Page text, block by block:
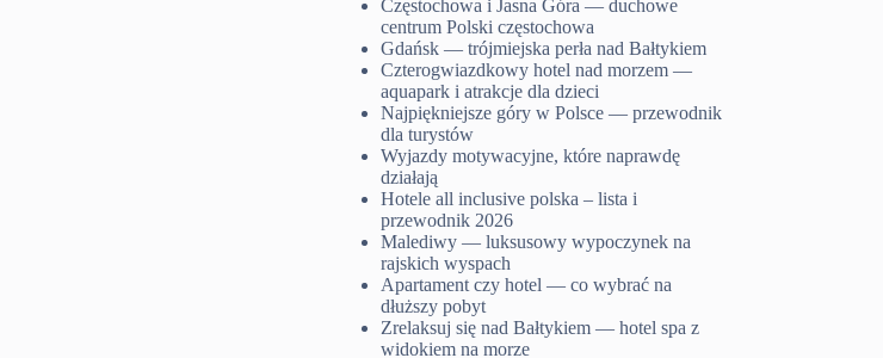
Częstochowa i Jasna Góra — duchowe
centrum Polski częstochowa
Gdańsk — trójmiejska perła nad Bałtykiem
Czterogwiazdkowy hotel nad morzem —
aquapark i atrakcje dla dzieci
Najpiękniejsze góry w Polsce — przewodnik
dla turystów
Wyjazdy motywacyjne, które naprawdę
działają
Hotele all inclusive polska – lista i
przewodnik 2026
Malediwy — luksusowy wypoczynek na
rajskich wyspach
Apartament czy hotel — co wybrać na
dłuższy pobyt
Zrelaksuj się nad Bałtykiem — hotel spa z
widokiem na morze